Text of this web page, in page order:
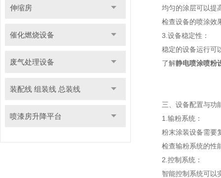
伸缩房
催化燃烧设备
废气处理设备
装配线 组装线 总装线
喷漆房升降平台
均匀的涂层可以提高
检查设备的喷涂效果
3.设备稳定性：
稳定的设备运行可
了解静电喷涂喷粉
三、设备配置与功
1.输粉系统：
粉末涂装设备需要复
检查输粉系统的性能
2.控制系统：
智能控制系统可以实